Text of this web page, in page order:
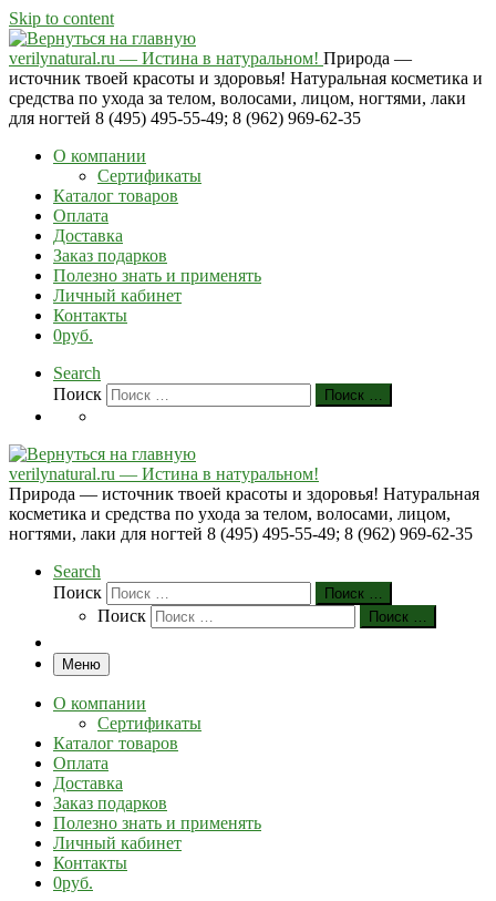
Skip to content
verilynatural.ru — Истина в натуральном! Природа —
источник твоей красоты и здоровья! Натуральная косметика и
средства по ухода за телом, волосами, лицом, ногтями, лаки
для ногтей 8 (495) 495-55-49; 8 (962) 969-62-35
О компании
Сертификаты
Каталог товаров
Оплата
Доставка
Заказ подарков
Полезно знать и применять
Личный кабинет
Контакты
0руб.
Search
Поиск
Поиск …
verilynatural.ru — Истина в натуральном!
Природа — источник твоей красоты и здоровья! Натуральная
косметика и средства по ухода за телом, волосами, лицом,
ногтями, лаки для ногтей 8 (495) 495-55-49; 8 (962) 969-62-35
Search
Поиск
Поиск …
Поиск Поиск …
Меню
О компании
Сертификаты
Каталог товаров
Оплата
Доставка
Заказ подарков
Полезно знать и применять
Личный кабинет
Контакты
0руб.